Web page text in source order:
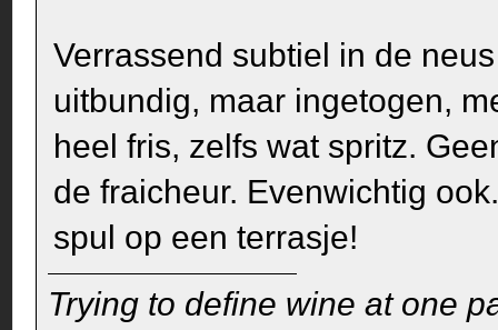
Verrassend subtiel in de
uitbundig, maar ingetogen,
heel fris, zelfs wat spritz.
de fraicheur. Evenwichtig
spul op een terrasje!
Trying to define wine at one